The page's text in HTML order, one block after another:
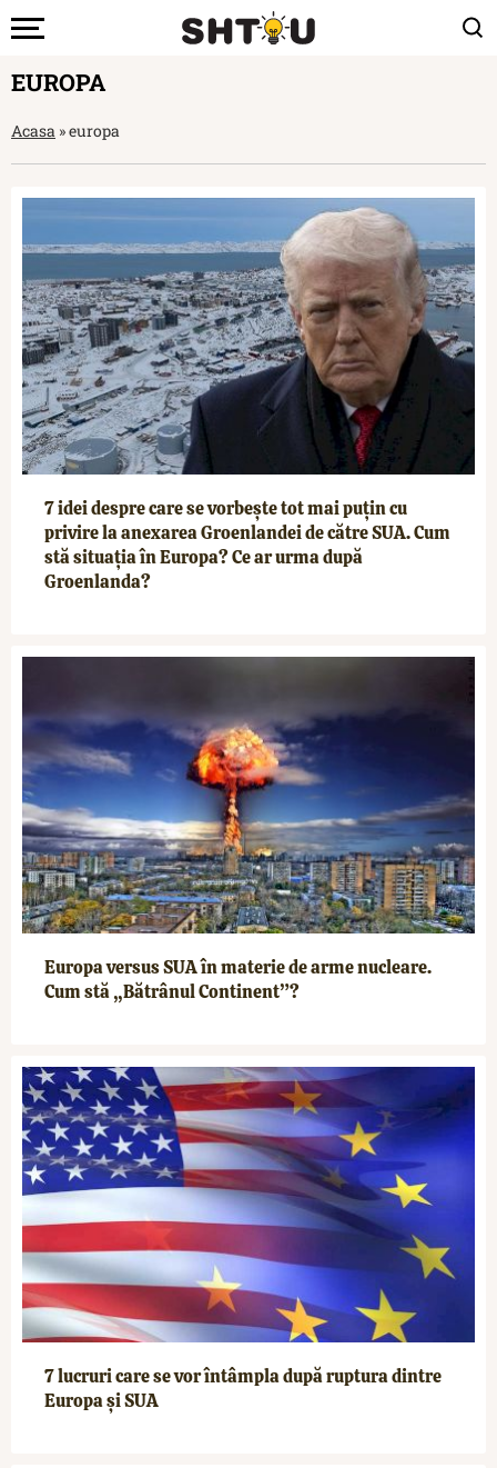
EUROPA
Acasa »europa
7 idei despre care se vorbește tot mai puțin cu
privire la anexarea Groenlandei de către SUA. Cum
stă situația în Europa? Ce ar urma după
Groenlanda?
Europa versus SUA în materie de arme nucleare.
Cum stă „Bătrânul Continent”?
7 lucruri care se vor întâmpla după ruptura dintre
Europa și SUA